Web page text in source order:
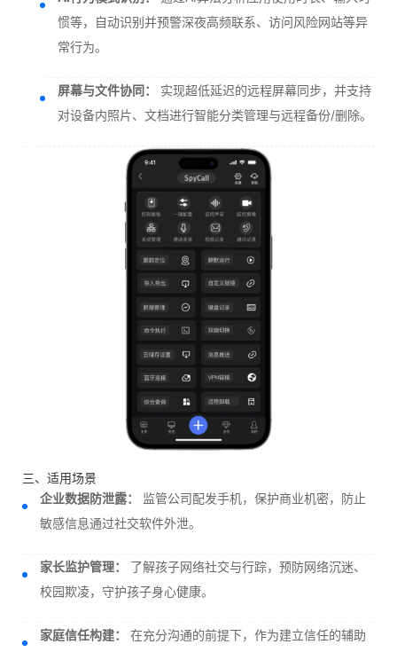
惯等，自动识别并预警深夜高频联系、访问风险网站等异
常行为。
屏幕与文件协同：
实现超低延迟的远程屏幕同步，并支持
对设备内照片、文档进行智能分类管理与远程备份/删除。
三、适用场景
企业数据防泄露：
监管公司配发手机，保护商业机密，防止
敏感信息通过社交软件外泄。
家长监护管理：
了解孩子网络社交与行踪，预防网络沉迷、
校园欺凌，守护孩子身心健康。
家庭信任构建：
在充分沟通的前提下，作为建立信任的辅助